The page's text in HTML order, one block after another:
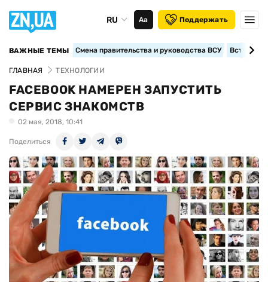
RU Аа Поддержать
ВАЖНЫЕ ТЕМЫ Смена правительства и руководства ВСУ
ГЛАВНАЯ ТЕХНОЛОГИИ
FACEBOOK НАМЕРЕН ЗАПУСТИТЬ
СЕРВИС ЗНАКОМСТВ
02 мая, 2018, 10:41
Поделиться